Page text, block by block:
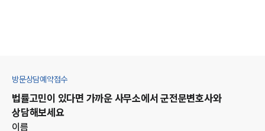
방문상담예약접수
법률고민이 있다면 가까운 사무소에서 군전문변호사와
상담해보세요
이름